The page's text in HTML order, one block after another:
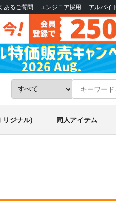
あるご質問 エンジニア採用 アルバイト
リジナル) 同人アイテム